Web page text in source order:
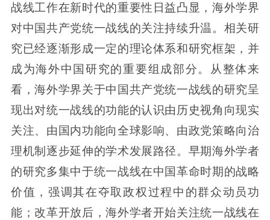
战线工作在新时代的重要性日益凸显，海外学界
对中国共产党统一战线的关注持续升温。相关研
究已经逐渐形成一定的理论体系和研究框架，并
成为海外中国研究的重要组成部分。从整体来
看，海外学界关于中国共产党统一战线的研究呈
现出对统一战线的功能的认识由历史视角向现实
关注、由国内功能向全球影响、由政党策略向治
理机制逐步延伸的学术发展路径。早期海外学者
的研究多集中于统一战线在中国革命时期的战略
价值，强调其在夺取政权过程中的群众动员功
能；改革开放后，海外学者开始关注统一战线在